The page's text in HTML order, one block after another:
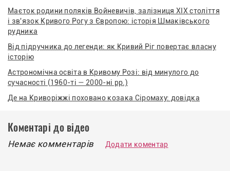
Маєток родини поляків Войневичів, залізниця XIX століття
і зв'язок Кривого Рогу з Європою: історія Шмаківського
рудника
Від підручника до легенди: як Кривий Ріг повертає власну
історію
Астрономічна освіта в Кривому Розі: від минулого до
сучасності (1960-ті — 2000-ні рр.)
Де на Криворіжжі поховано козака Сіромаху: довідка
Коментарі до відео
Немає комментарів Додати коментар